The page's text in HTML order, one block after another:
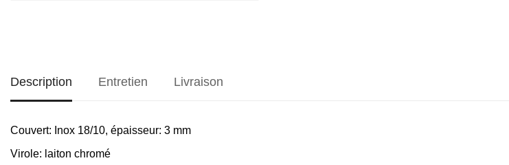
Description Entretien Livraison
Couvert: Inox 18/10, épaisseur: 3 mm
Virole: laiton chromé